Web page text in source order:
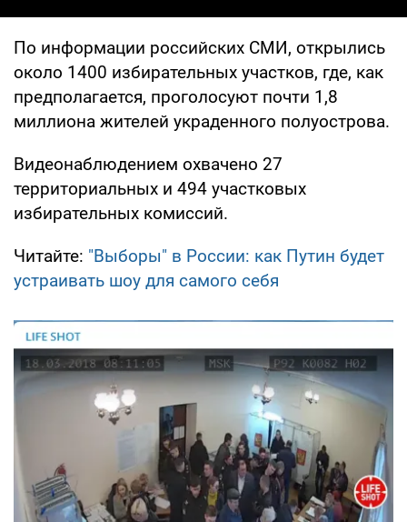
По информации российских СМИ, открылись
около 1400 избирательных участков, где, как
предполагается, проголосуют почти 1,8
миллиона жителей украденного полуострова.
Видеонаблюдением охвачено 27
территориальных и 494 участковых
избирательных комиссий.
Читайте: "Выборы" в России: как Путин будет
устраивать шоу для самого себя